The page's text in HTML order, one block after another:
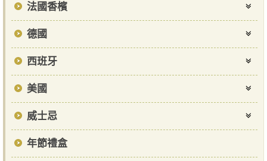
法國香檳
德國
西班牙
美國
威士忌
年節禮盒